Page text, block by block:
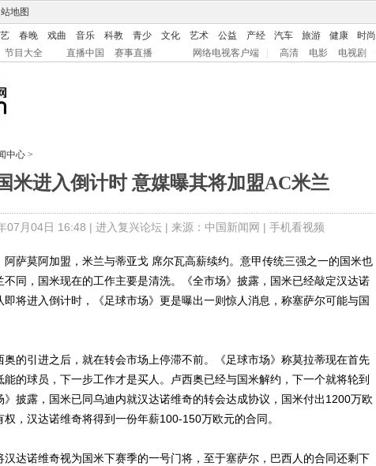
地图
春晚 戏曲 音乐 科教 青少 文化 艺术 公益 产经 汽车 旅游 健康 时尚
节目大全 直播中国 赛事直播 网络电视客户端 高清 电影 电视剧
中心 >
米进入倒计时 意媒曝其将加盟AC米兰
07月04日 16:48 | 进入复兴论坛| 来源：中国新闻网 | 手机看视频
莫阿加盟，米兰与蒂亚戈 席尔瓦高薪续约。意甲传统三强之一的国米也
同，国米现在的工作主要是清洗。《全市场》披露，国米已经敲定汉达诺
将进入倒计时，《足球市场》更是曝出一则惊人消息，称塞萨尔可能与国
引进之后，就在转会市场上停滞不前。《足球市场》称莫拉蒂现在首先
的球员，下一步工作才是买人。卢西奥已经与国米解约，下一个就将轮到
披露，国米已同乌迪内就汉达诺维奇的转会达成协议，国米付出1200万欧
，汉达诺维奇将得到一份年薪100-150万欧元的合同。
诺维奇视为国米下赛季的一号门将，至于塞萨尔，巴西人的合同还剩下